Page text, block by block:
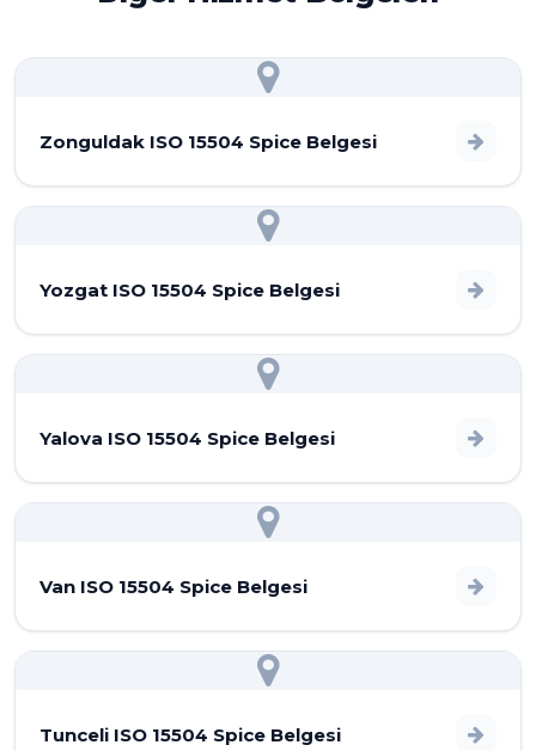
Zonguldak ISO 15504 Spice Belgesi
Yozgat ISO 15504 Spice Belgesi
Yalova ISO 15504 Spice Belgesi
Van ISO 15504 Spice Belgesi
Tunceli ISO 15504 Spice Belgesi